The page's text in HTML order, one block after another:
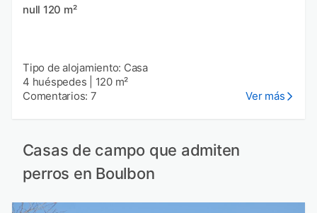
null 120 m²
Tipo de alojamiento: Casa
4 huéspedes
120 m²
Comentarios: 7
Ver más
Casas de campo que admiten
perros en Boulbon